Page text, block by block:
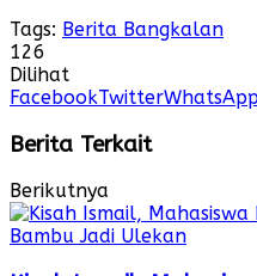
Tags: Berita Bangkalan
126
Dilihat
FacebookTwitter
Berita Terkait
Berikutnya